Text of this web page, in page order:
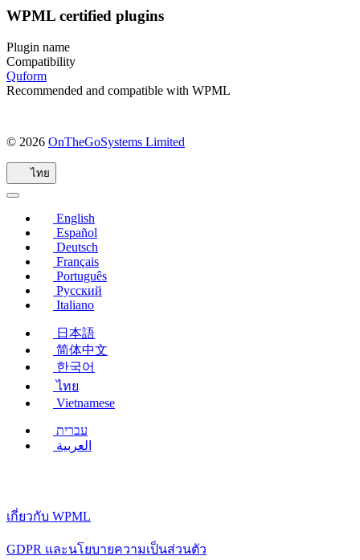
WPML certified plugins
Plugin name
Compatibility
Quform
Recommended and compatible with WPML
© 2026 OnTheGoSystems Limited(เปิด
ไทย
English
Español
Deutsch
Français
Português
Русский
Italiano
日本語
简体中文
한국어
ไทย
Vietnamese
עברית
العربية
เกี่ยวกับ WPML
GDPR และนโยบายความเป็นส่วนตัว